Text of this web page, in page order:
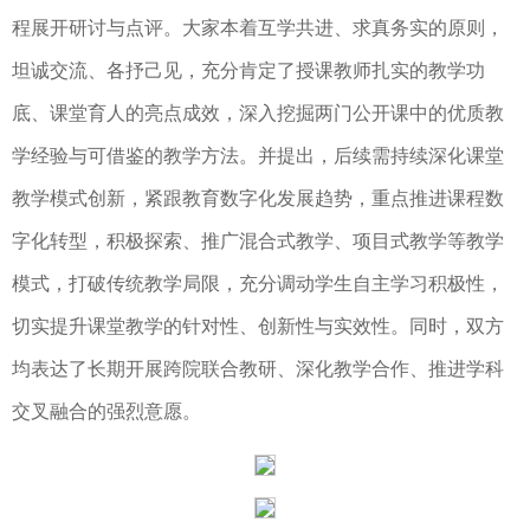
程展开研讨与点评。大家本着互学共进、求真务实的原则，
坦诚交流、各抒己见，充分肯定了授课教师扎实的教学功
底、课堂育人的亮点成效，深入挖掘两门公开课中的优质教
学经验与可借鉴的教学方法。并提出，后续需持续深化课堂
教学模式创新，紧跟教育数字化发展趋势，重点推进课程数
字化转型，积极探索、推广混合式教学、项目式教学等教学
模式，打破传统教学局限，充分调动学生自主学习积极性，
切实提升课堂教学的针对性、创新性与实效性。同时，双方
均表达了长期开展跨院联合教研、深化教学合作、推进学科
交叉融合的强烈意愿。